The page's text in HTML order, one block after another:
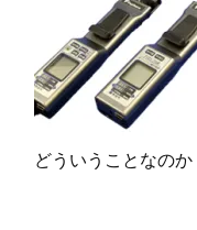
どういうことなのか